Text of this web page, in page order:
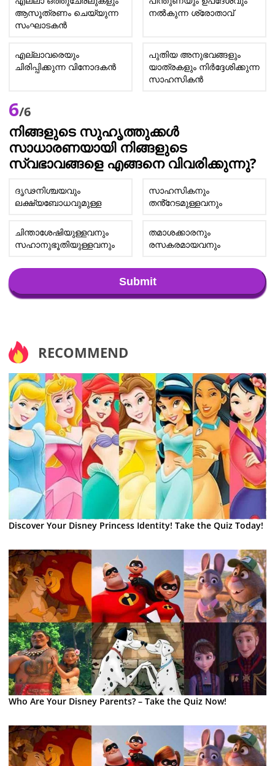
ആസൂത്രണം ചെയ്യുന്ന
സംഘാടകൻ
നൽകുന്ന ശ്രോതാവ്
എല്ലാവരെയും
ചിരിപ്പിക്കുന്ന വിനോദകൻ
പുതിയ അനുഭവങ്ങളും
യാത്രകളും നിർദ്ദേശിക്കുന്ന
സാഹസികൻ
6/6
നിങ്ങളുടെ സുഹൃത്തുക്കൾ
സാധാരണയായി നിങ്ങളുടെ
സ്വഭാവങ്ങളെ എങ്ങനെ വിവരിക്കുന്നു?
ദൃഢനിശ്ചയവും
ലക്ഷ്യബോധവുമുള്ള
സാഹസികനും
തൻ്റേടമുള്ളവനും
ചിന്താശേഷിയുള്ളവനും
സഹാനുഭൂതിയുള്ളവനും
തമാശക്കാരനും
രസകരമായവനും
Submit
RECOMMEND
Discover Your Disney Princess Identity! Take the Quiz Today!
Who Are Your Disney Parents? – Take the Quiz Now!